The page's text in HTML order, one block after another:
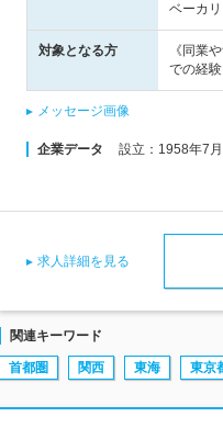
ベーカ
対象となる方
《同業
での経
メッセージ画像
企業データ 設立：1958年7
求人詳細を見る
関連キーワード
首都圏 関西 東海 東京